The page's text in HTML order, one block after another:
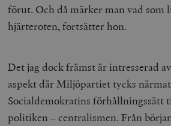
förut. Och då märker man vad som
hjärteroten, fortsätter hon.
Det jag dock främst är intresserad
aspekt där Miljöpartiet tycks
Socialdemokratins förhållningssätt
politiken – centralismen. Från